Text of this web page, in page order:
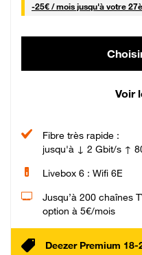
-25€ / mois25 € par mois
jusqu'à votre
Voir
Fibre très rapide :
jusqu'à ↓ 2 Gbit/s ↑
Livebox 6 : Wifi 6E
Jusqu’à 200 chaînes
option à 5€/mois
Deezer Premium